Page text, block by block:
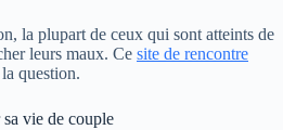
la plupart de ceux qui sont atteints de
leurs maux. Ce site de rencontre
question.
vie de couple